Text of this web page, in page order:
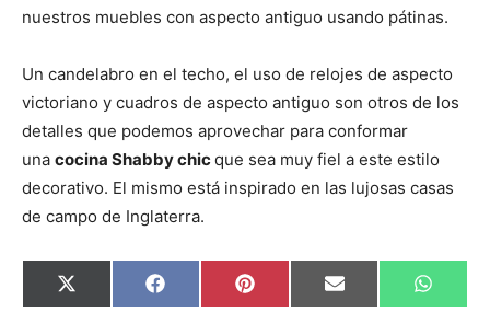
nuestros muebles con aspecto antiguo usando pátinas.
Un candelabro en el techo, el uso de relojes de aspecto
victoriano y cuadros de aspecto antiguo son otros de los
detalles que podemos aprovechar para conformar
una cocina Shabby chicque sea muy fiel a este estilo
decorativo. El mismo está inspirado en las lujosas casas
de campo de Inglaterra.
C
o
X
(
C
o
F
a
C
o
P
i
C
o
E
m
C
o
W
h